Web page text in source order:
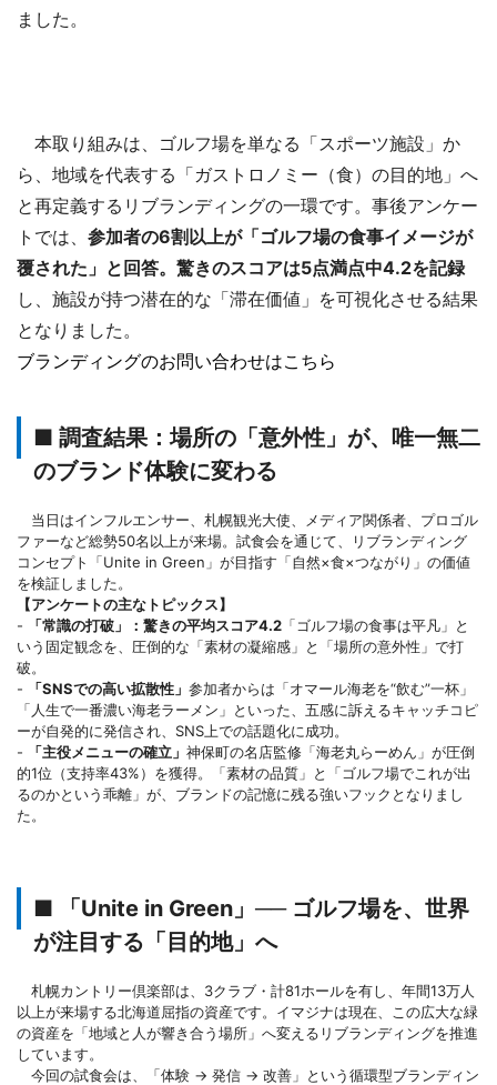
ました。
本取り組みは、ゴルフ場を単なる「スポーツ施設」か
ら、地域を代表する「ガストロノミー（食）の目的地」へ
と再定義するリブランディングの一環です。事後アンケー
トでは、 参加者の6割以上が「ゴルフ場の食事イメージが
覆された」と回答。驚きのスコアは5点満点中4.2を記録
し、施設が持つ潜在的な「滞在価値」を可視化させる結果
となりました。
ブランディングのお問い合わせはこちら
■ 調査結果：場所の「意外性」が、唯一無二
のブランド体験に変わる
当日はインフルエンサー、札幌観光大使、メディア関係者、プロゴル
ファーなど総勢50名以上が来場。試食会を通じて、リブランディング
コンセプト「Unite in Green」が目指す「自然×食×つながり」の価値
を検証しました。
【アンケートの主なトピックス】
-
「常識の打破」：驚きの平均スコア4.2 「ゴルフ場の食事は平凡」と
いう固定観念を、圧倒的な「素材の凝縮感」と「場所の意外性」で打
破。
-
「SNSでの高い拡散性」 参加者からは「オマール海老を“飲む”一杯」
「人生で一番濃い海老ラーメン」といった、五感に訴えるキャッチコピ
ーが自発的に発信され、SNS上での話題化に成功。
-
「主役メニューの確立」 神保町の名店監修「海老丸らーめん」が圧倒
的1位（支持率43%）を獲得。「素材の品質」と「ゴルフ場でこれが出
るのかという乖離」が、ブランドの記憶に残る強いフックとなりまし
た。
■ 「Unite in Green」── ゴルフ場を、世界
が注目する「目的地」へ
札幌カントリー倶楽部は、3クラブ・計81ホールを有し、年間13万人
以上が来場する北海道屈指の資産です。イマジナは現在、この広大な緑
の資産を「地域と人が響き合う場所」へ変えるリブランディングを推進
しています。
今回の試食会は、「体験 → 発信 → 改善」という循環型ブランディン